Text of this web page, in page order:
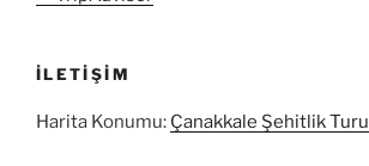
İLETIŞIM
Harita Konumu: Çanakkale Şehitlik Turu